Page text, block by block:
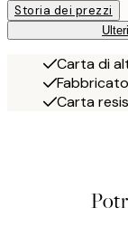
Storia dei prezzi
Carta di
Carta